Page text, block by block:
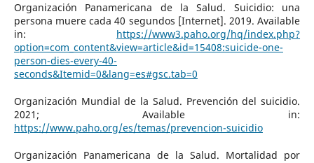
Organización Panamericana de la Salud. Suicidio: una
persona muere cada 40 segundos [Internet]. 2019. Available
in: https://www3.paho.org/hq/index.php?
option=com_content&view=article&id=15408:suicide-one-
person-dies-every-40-
seconds&Itemid=0&lang=es#gsc.tab=0
Organización Mundial de la Salud. Prevención del suicidio.
2021; Available in:
https://www.paho.org/es/temas/prevencion-suicidio
Organización Panamericana de la Salud. Mortalidad por